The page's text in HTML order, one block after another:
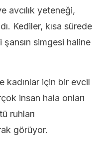
avcılık yeteneği,
Kediler, kısa sürede
şansın simgesi haline
kadınlar için bir evcil
insan hala onları
ruhları
görüyor.